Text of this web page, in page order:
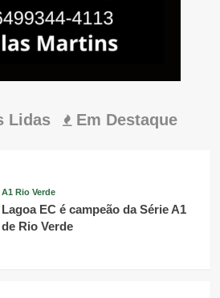
Lidas Em Destaque
A1 Rio Verde
Lagoa EC é campeão da Série A1
de Rio Verde